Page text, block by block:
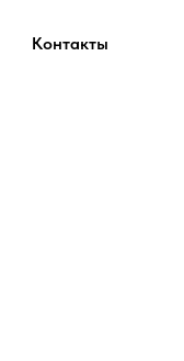
Контакты